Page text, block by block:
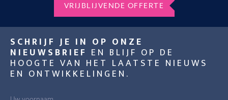
VRIJBLIJVENDE OFFERTE
SCHRIJF JE IN OP ONZE
NIEUWSBRIEF EN BLIJF OP DE
HOOGTE VAN HET LAATSTE NIEUWS
EN ONTWIKKELINGEN.